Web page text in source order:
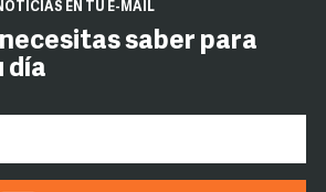
EN TU E-MAIL
saber para
día